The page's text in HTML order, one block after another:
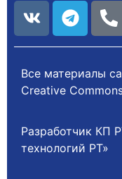
Все материалы
Creative
Разработчик КП
технологий РТ»